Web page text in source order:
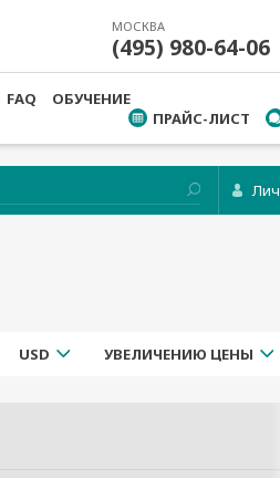
МОСКВА
(495) 980-64-06
FAQ
ОБУЧЕНИЕ
ПРАЙС-ЛИСТ
USD УВЕЛИЧЕНИЮ ЦЕНЫ